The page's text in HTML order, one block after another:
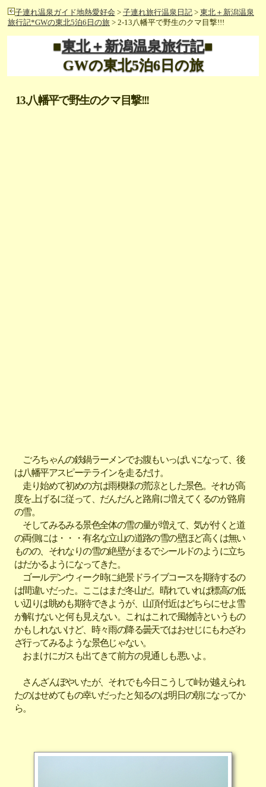
子連れ温泉ガイド地熱愛好会 > 子連れ旅行温泉日記> 東北＋新潟温泉
旅行記*GWの東北5泊6日の旅> 2-13八幡平で野生のクマ目撃!!!
■東北＋新潟温泉旅行記■
GWの東北5泊6日の旅
13.八幡平で野生のクマ目撃!!!
ごろちゃんの鉄鍋ラーメンでお腹もいっぱいになって、後
は八幡平アスピーテラインを走るだけ。
走り始めて初めの方は雨模様の荒涼とした景色。それが高
度を上げるに従って、だんだんと路肩に増えてくるのが路肩
の雪。
そしてみるみる景色全体の雪の量が増えて、気が付くと道
の両側には・・・有名な立山の道路の雪の壁ほど高くは無い
ものの、それなりの雪の絶壁がまるでシールドのように立ち
はだかるようになってきた。
ゴールデンウィーク時に絶景ドライブコースを期待するの
は間違いだった。ここはまだ冬山だ。晴れていれば標高の低
い辺りは眺めも期待できようが、山頂付近はどちらにせよ雪
が解けないと何も見えない。これはこれで風物詩というもの
かもしれないけど、時々雨の降る曇天ではおせじにもわざわ
ざ行ってみるような景色じゃない。
おまけにガスも出てきて前方の見通しも悪いよ。
さんざんぼやいたが、それでも今日こうして峠が越えられ
たのはせめてもの幸いだったと知るのは明日の朝になってか
ら。